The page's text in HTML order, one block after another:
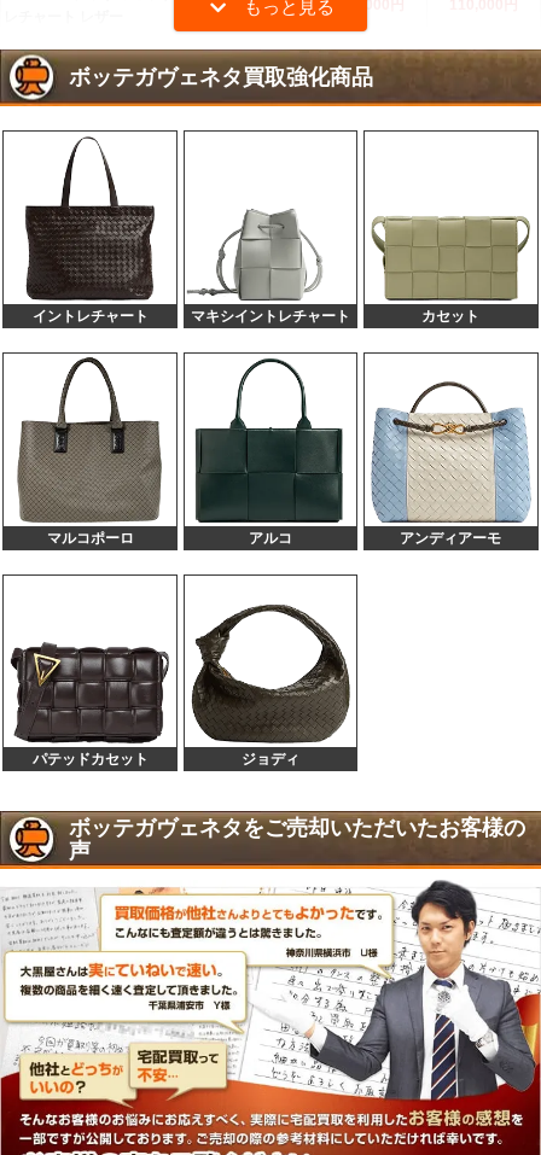
599652 ボストンバッグ イントレチャート 黒 130,000円
100,000円
115654 イントレチャート ホーボーバッグ
130,000円
115653 ホーボー イントレチャート
130,000円
100,000円
628955 パデットカセット リュック グリーン
651938 デュオ ショルダーバッグ ブラック レ
ザー
542069 トートバッグ イントレチャート 黒 110,000円
225166 トートバッグ イントレチャート ダー
クブラウン レザー
110,000円 80,000円
827676 ショルダーバッグ イントレチャート 100,000円
80,000円
628951 パデッドテック カセット イントレチ
ャート カーキ キャンバス
80,000円
610524 ハンドバッグ ホワイト レザー 100,000円
80,000円
609175 アルコミディアム スエード
100,000円
80,000円
578004 カセット カメラバッグ イントレチャ
ート
100,000円 80,000円
520460 バックパック イントレチャート ネイ
100,000円 80,000円
141498 カバPM イントレチャート
498992 ピアッツァ ミディアム ピンク系 レザ
ー
85,000円
386498 オリンピア ダークピンク レザー 85,000円
680218 マキシイントレチャート カセット シ
ョルダーバッグ レザー
354386 ビジネスバッグ イントレチャート ブ
ラック
80,000円 60,000円
717587 スモールカセット マキシイントレ 白 70,000円
50,000円
666688 カセットバッグミニ マキシイントレ
ブラウン
70,000円 50,000円
585852 ミニ ザ ポーチ ベージュ カーフレザー 70,000円
50,000円
576227 ザ・ポーチ ベージュ レザー
70,000円
50,000円
576175 クラッチバッグ イントレチャート ワ
インレッド レザー
70,000円 50,000円
ボッテガヴェネタ買取強化商品
イントレチャート マキシイントレチャート カセット
マルコポーロ アルコ アンディアーモ
パテッドカセット ジョディ
ボッテガヴェネタをご売却いただいたお客様の
声